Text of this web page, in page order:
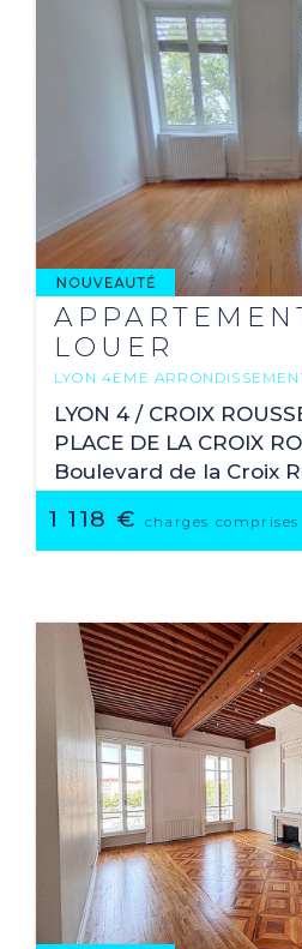
LOUER
LYON 4EME
ROUSSE-AUSTERLITZ
68.57 M2
1 118 € charges
LYON 4 / CROIX
PLACE DE LA CROIX
Boulevard de la Croix
ascenseur, dans un bel
ancien, type Canut. Il